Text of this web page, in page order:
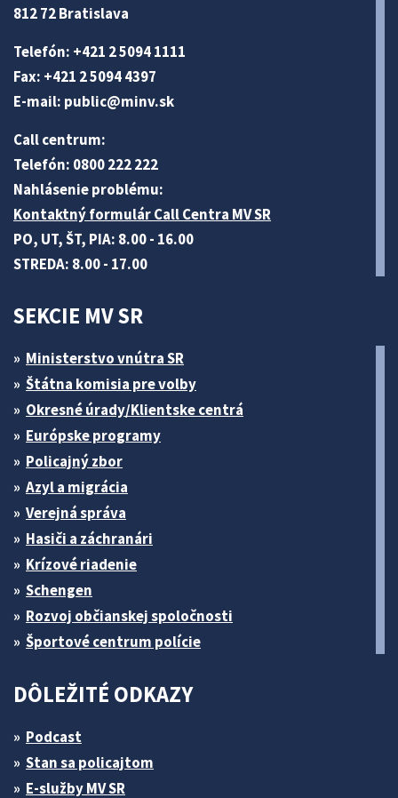
812 72 Bratislava
Telefón: +421 2 5094 1111
Fax: +421 2 5094 4397
E-mail: public@minv.sk
Call centrum:
Telefón: 0800 222 222
Nahlásenie problému:
Kontaktný formulár Call Centra MV SR
PO, UT, ŠT, PIA: 8.00 - 16.00
STREDA: 8.00 - 17.00
SEKCIE MV SR
Ministerstvo vnútra SR
Štátna komisia pre volby
Okresné úrady/Klientske centrá
Európske programy
Policajný zbor
Azyl a migrácia
Verejná správa
Hasiči a záchranári
Krízové riadenie
Schengen
Rozvoj občianskej spoločnosti
Športové centrum polície
DÔLEŽITÉ ODKAZY
Podcast
Stan sa policajtom
E-služby MV SR